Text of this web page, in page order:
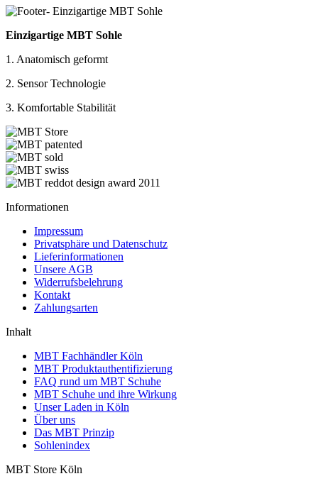
Einzigartige MBT Sohle
1. Anatomisch geformt
2. Sensor Technologie
3. Komfortable Stabilität
Informationen
Impressum
Privatsphäre und Datenschutz
Lieferinformationen
Unsere AGB
Widerrufsbelehrung
Kontakt
Zahlungsarten
Inhalt
MBT Fachhändler Köln
MBT Produktauthentifizierung
FAQ rund um MBT Schuhe
MBT Schuhe und ihre Wirkung
Unser Laden in Köln
Über uns
Das MBT Prinzip
Sohlenindex
MBT Store Köln